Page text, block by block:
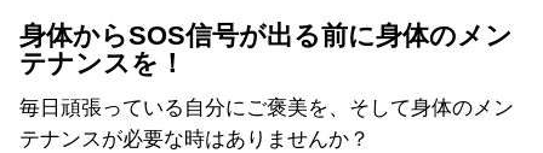
身体からSOS信号が出る前に身体のメン
テナンスを！
毎日頑張っている自分にご褒美を、そして身体のメン
テナンスが必要な時はありませんか？